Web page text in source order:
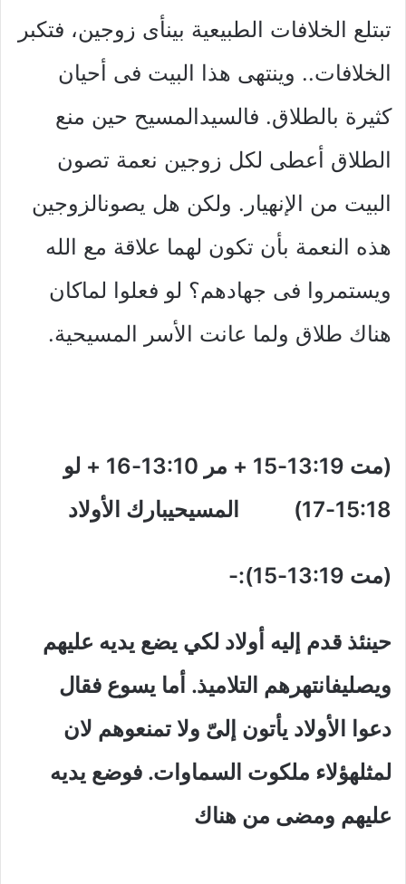
تبتلع الخلافات الطبيعية بينأى زوجين، فتكبر
الخلافات.. وينتهى هذا البيت فى أحيان
كثيرة بالطلاق. فالسيدالمسيح حين منع
الطلاق أعطى لكل زوجين نعمة تصون
البيت من الإنهيار. ولكن هل يصونالزوجين
هذه النعمة بأن تكون لهما علاقة مع الله
ويستمروا فى جهادهم؟ لو فعلوا لماكان
هناك طلاق ولما عانت الأسر المسيحية.
(مت 13:19-15 + مر 13:10-16 + لو
15:18-17) المسيحيبارك الأولاد
(مت 13:19-15):-
حينئذ قدم إليه أولاد لكي يضع يديه عليهم
ويصليفانتهرهم التلاميذ. أما يسوع فقال
دعوا الأولاد يأتون إلىّ ولا تمنعوهم لان
لمثلهؤلاء ملكوت السماوات. فوضع يديه
عليهم ومضى من هناك